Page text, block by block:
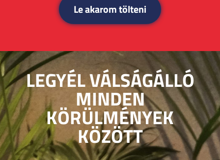
Le akarom tölteni
LEGYÉL VÁLSÁGÁLLÓ
MINDEN
KÖRÜLMÉNYEK
KÖZÖTT